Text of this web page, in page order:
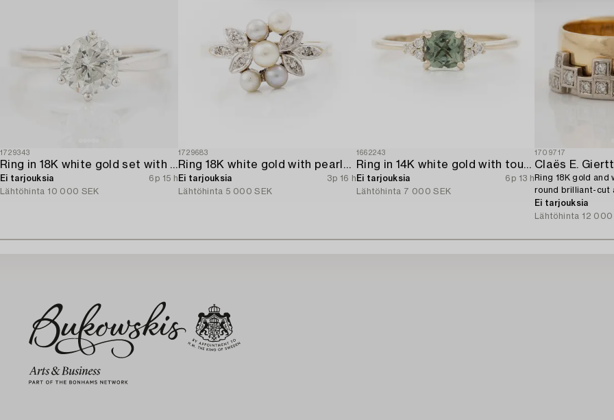
1729343
Ring in 18K white gold set with a round brilliant-cut diamond.
Ei tarjouksia
6p 15 h
Lähtöhinta 10 000 SEK
1729683
Ring 18K white gold with pearls and octagon-cut diamonds.
Ei tarjouksia
3p 16 h
Lähtöhinta 5 000 SEK
1662243
Ring in 14K white gold with tourmaline and brilliant-cut diamonds.
Ei tarjouksia
6p 13 h
Lähtöhinta 7 000 SEK
1709717
Claës E.
Ring 18K gold
round brilliant-cut
diamonds.
Ei tarjouksia
Lähtöhinta 12 000